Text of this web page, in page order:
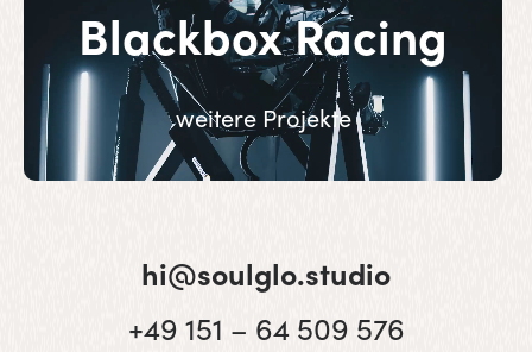
Blackbox Racing
weitere Projekte
hi@soulglo.studio
+49 151 – 64 509 576